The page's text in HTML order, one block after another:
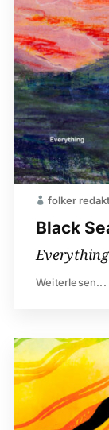
Black
folker
Everything
Weiterlesen...